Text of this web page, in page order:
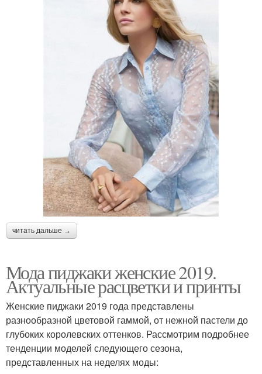
читать дальше →
Мода пиджаки женские 2019.
Актуальные расцветки и принты
Женские пиджаки 2019 года представлены
разнообразной цветовой гаммой, от нежной пастели до
глубоких королевских оттенков. Рассмотрим подробнее
тенденции моделей следующего сезона,
представленных на неделях моды: